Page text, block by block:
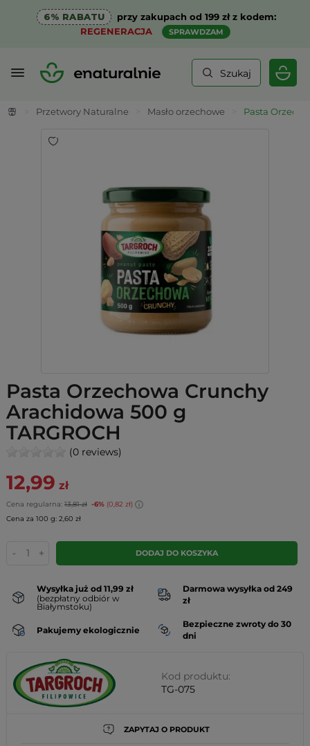
6% RABATU
przy zakupach od 199 zł z kodem:
REGENERACJA
SPRAWDZAM
Szukaj
Przetwory Naturalne Masło orzechowe Pasta
Pasta Orzechowa Crunchy
Arachidowa 500 g
TARGROCH
(0 reviews)
12,99 zł
Cena regularna: 13,81 zł -6% (0,82 zł)
Cena za 100 g: 2,60 zł
- + DODAJ DO KOSZYKA
Wysyłka już od 11,99 zł
(bezpłatny odbiór w
Białymstoku)
Darmowa wysyłka od 249
zł
Pakujemy ekologicznie
Bezpieczne zwroty do 30
dni
Kod produktu:
TG-075
ZAPYTAJ O PRODUKT